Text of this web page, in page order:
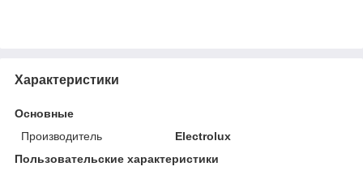
Характеристики
Основные
Производитель
Electrolux
Пользовательские характеристики